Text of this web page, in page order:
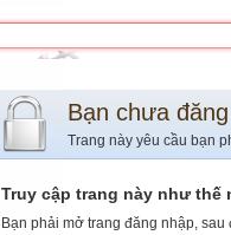
Bạn chưa
Trang này yêu cầu bạn
Truy cập trang này như thế
Bạn phải mở trang đăng nhập,